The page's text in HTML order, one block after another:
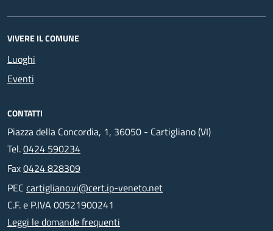
VIVERE IL COMUNE
Luoghi
Eventi
CONTATTI
Piazza della Concordia, 1, 36050 - Cartigliano (VI)
Tel.0424 590234
Fax0424 828309
PEC cartigliano.vi@cert.ip-veneto.net
C.F. e P.IVA 00521900241
Leggi le domande frequenti